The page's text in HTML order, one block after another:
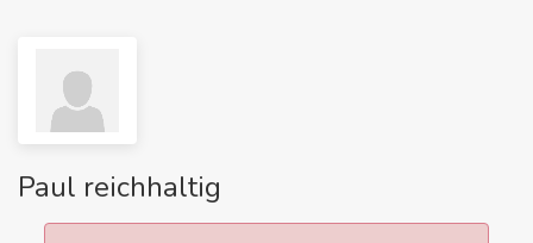
Paul reichhaltig